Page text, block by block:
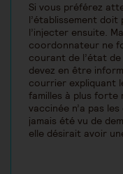
Si vous préférez
l’établissement
l’injecter ensuite.
coordonnateur ne
courant de l’état
devez en être
courrier expliquant
familles à plus forte
vaccinée n’a pas
jamais été vu de
elle désirait avoir